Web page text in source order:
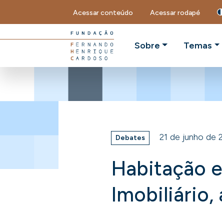
Acessar conteúdo Acessar rodapé
Sobre Temas
Debates 21 de junho de
Habitação
Imobiliário,